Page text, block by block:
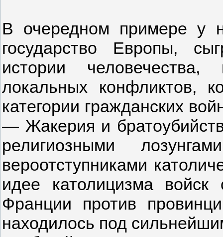
В очередном примере у
государство Европы,
истории
локальных конфликтов,
категории гражданских
— Жакерия и
религиозными
вероотступниками
идее католицизма войск
Франции против
находилось под